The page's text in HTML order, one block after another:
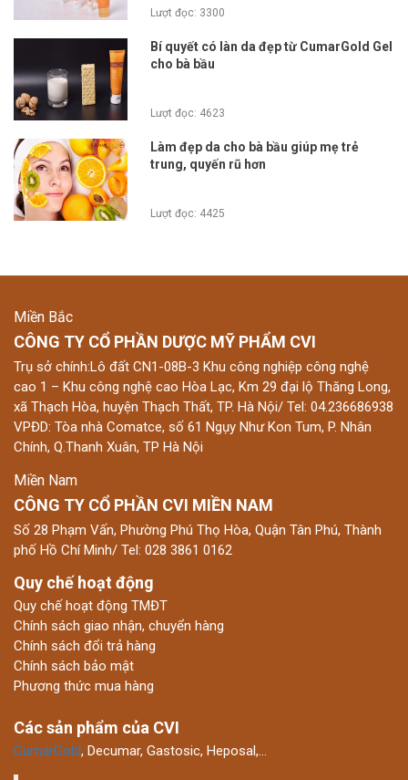
Lượt đọc: 3300
Bí quyết có làn da đẹp từ CumarGold Gel
cho bà bầu
Lượt đọc: 4623
Làm đẹp da cho bà bầu giúp mẹ trẻ
trung, quyến rũ hơn
Lượt đọc: 4425
Miền Bắc
CÔNG TY CỔ PHẦN DƯỢC MỸ PHẨM CVI
Trụ sở chính:Lô đất CN1-08B-3 Khu công nghiệp công nghệ
cao 1 – Khu công nghệ cao Hòa Lạc, Km 29 đại lộ Thăng Long,
xã Thạch Hòa, huyện Thạch Thất, TP. Hà Nội/ Tel: 04.236686938
VPĐD: Tòa nhà Comatce, số 61 Ngụy Như Kon Tum, P. Nhân
Chính, Q.Thanh Xuân, TP Hà Nội
Miền Nam
CÔNG TY CỔ PHẦN CVI MIỀN NAM
Số 28 Phạm Vấn, Phường Phú Thọ Hòa, Quận Tân Phú, Thành
phố Hồ Chí Minh/ Tel: 028 3861 0162
Quy chế hoạt động
Quy chế hoạt động TMĐT
Chính sách giao nhận, chuyển hàng
Chính sách đổi trả hàng
Chính sách bảo mật
Phương thức mua hàng
Các sản phẩm của CVI
CumarGold, Decumar, Gastosic, Heposal,…